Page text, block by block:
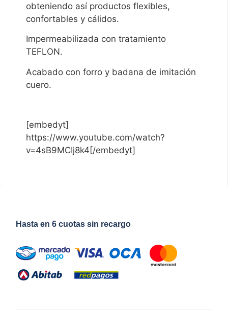
obteniendo así productos flexibles,
confortables y cálidos.
Impermeabilizada con tratamiento
TEFLON.
Acabado con forro y badana de imitación
cuero.
[embedyt]
https://www.youtube.com/watch?
v=4sB9MCIj8k4[/embedyt]
Hasta en 6 cuotas sin recargo